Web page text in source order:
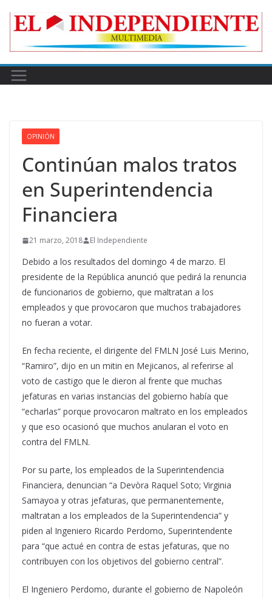
OPINIÓN
Continúan malos tratos
en Superintendencia
Financiera
21 marzo, 2018 El Independiente
Debido a los resultados del domingo 4 de marzo. El
presidente de la República anunció que pedirá la renuncia
de funcionarios de gobierno, que maltratan a los
empleados y que provocaron que muchos trabajadores
no fueran a votar.
En fecha reciente, el dirigente del FMLN José Luis Merino,
“Ramiro”, dijo en un mitin en Mejicanos, al referirse al
voto de castigo que le dieron al frente que muchas
jefaturas en varias instancias del gobierno había que
“echarlas” porque provocaron maltrato en los empleados
y que eso ocasionó que muchos anularan el voto en
contra del FMLN.
Por su parte, los empleados de la Superintendencia
Financiera, denuncian “a Devòra Raquel Soto; Virginia
Samayoa y otras jefaturas, que permanentemente,
maltratan a los empleados de la Superintendencia” y
piden al Ingeniero Ricardo Perdomo, Superintendente
para “que actué en contra de estas jefaturas, que no
contribuyen con los objetivos del gobierno central”.
El Ingeniero Perdomo, durante el gobierno de Napoleón